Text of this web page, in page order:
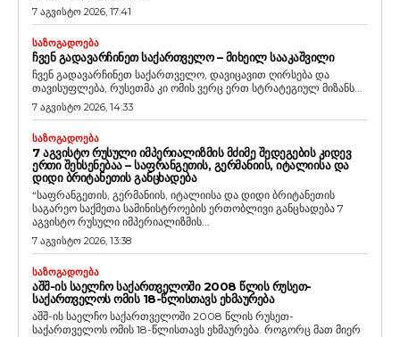
7 აგვისტო 2026, 17:41
ᲡᲐᲖᲝᲒᲐᲓᲝᲔᲑᲐ
ᲩᲕᲔᲜ ᲒᲐᲓᲐᲕᲐᲠᲩᲘᲜᲔᲗ ᲡᲐᲥᲐᲠᲗᲕᲔᲚᲝ – ᲛᲘᲮᲔᲘᲚ ᲡᲐᲐᲙᲐᲨᲕᲘᲚᲘ
ჩვენ გადავარჩინეთ საქართველო, დავიცავით ღირსება და
თავისუფლება, რუსეთმა კი ომის ვერც ერთ სტრატეგიულ მიზანს...
7 აგვისტო 2026, 14:33
ᲡᲐᲖᲝᲒᲐᲓᲝᲔᲑᲐ
7 ᲐᲒᲕᲘᲡᲢᲝ ᲠᲣᲡᲣᲚᲘ ᲘᲛᲞᲔᲠᲘᲐᲚᲘᲖᲛᲘᲡ ᲛᲫᲘᲛᲔ ᲨᲔᲓᲔᲒᲔᲑᲘᲡ ᲙᲘᲓᲔᲕ
ᲔᲠᲗᲘ ᲨᲔᲮᲡᲔᲜᲔᲑᲐᲐ – ᲡᲐᲤᲠᲐᲜᲒᲔᲗᲘᲡ, ᲒᲔᲠᲛᲐᲜᲘᲘᲡ, ᲘᲢᲐᲚᲘᲘᲡᲐ ᲓᲐ
ᲓᲘᲓᲘ ᲑᲠᲘᲢᲐᲜᲔᲗᲘᲡ ᲒᲐᲜᲪᲮᲐᲓᲔᲑᲐ
“საფრანგეთის, გერმანიის, იტალიისა და დიდი ბრიტანეთის
საგარეო საქმეთა სამინისტროების ერთობლივი განცხადება 7
აგვისტო რუსული იმპერიალიზმის...
7 აგვისტო 2026, 13:38
ᲡᲐᲖᲝᲒᲐᲓᲝᲔᲑᲐ
ᲐᲨᲨ-ᲘᲡ ᲡᲐᲔᲚᲩᲝ ᲡᲐᲥᲐᲠᲗᲕᲔᲚᲝᲨᲘ 2008 ᲬᲚᲘᲡ ᲠᲣᲡᲔᲗ-
ᲡᲐᲥᲐᲠᲗᲕᲔᲚᲝᲡ ᲝᲛᲘᲡ 18-ᲬᲚᲘᲡᲗᲐᲕᲡ ᲔᲮᲛᲐᲣᲠᲔᲑᲐ
აშშ-ის საელჩო საქართველოში 2008 წლის რუსეთ-
საქართველოს ომის 18-წლისთავს ეხმაურება. როგორც მათ მიერ